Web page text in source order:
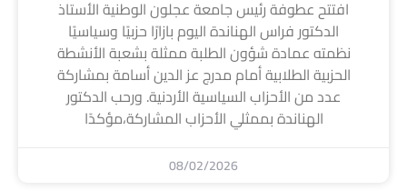
افتتح عطوفة رئيس جامعة عجلون الوطنية الأستاذ
الدكتور فراس الهناندة اليوم بازارًا حزبيًا وسياسيًا
نظمته عمادة شؤون الطلبة ممثلة بشعبة الأنشطة
الحزبية الطلابية أمام مدرج عز الدين أسامة بمشاركة
عدد من الأحزاب السياسية الأردنية. ورحب الدكتور
الهناندة بممثلي الأحزاب المشاركة،مؤكدًا
08/02/2026